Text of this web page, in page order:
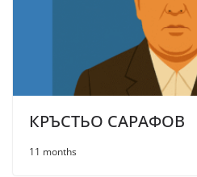
КРЪСТЬО САРАФОВ
11 months